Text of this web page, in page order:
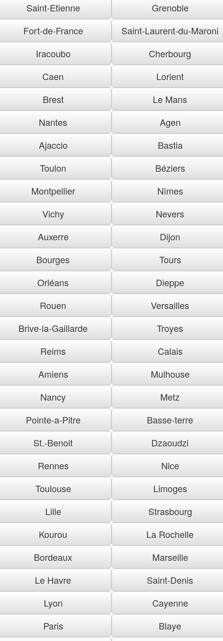
Saint-Etienne
Grenoble
Fort-de-France
Saint-Laurent-du-Maroni
Iracoubo
Cherbourg
Caen
Lorient
Brest
Le Mans
Nantes
Agen
Ajaccio
Bastia
Toulon
Béziers
Montpellier
Nîmes
Vichy
Nevers
Auxerre
Dijon
Bourges
Tours
Orléans
Dieppe
Rouen
Versailles
Brive-la-Gaillarde
Troyes
Reims
Calais
Amiens
Mulhouse
Nancy
Metz
Pointe-a-Pitre
Basse-terre
St.-Benoit
Dzaoudzi
Rennes
Nice
Toulouse
Limoges
Lille
Strasbourg
Kourou
La Rochelle
Bordeaux
Marseille
Le Havre
Saint-Denis
Lyon
Cayenne
Paris
Blaye